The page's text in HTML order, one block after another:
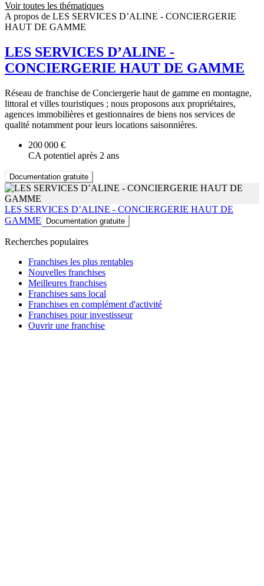
Voir toutes les thématiques
A propos de LES SERVICES D’ALINE - CONCIERGERIE
HAUT DE GAMME
LES SERVICES D’ALINE -
CONCIERGERIE HAUT DE GAMME
Réseau de franchise de Conciergerie haut de gamme en montagne,
littoral et villes touristiques ; nous proposons aux propriétaires,
agences immobilières et gestionnaires de biens nos services de
qualité notamment pour leurs locations saisonnières.
200 000 €
CA potentiel après 2 ans
Documentation gratuite
LES SERVICES D’ALINE - CONCIERGERIE HAUT DE
GAMME
Documentation gratuite
Recherches populaires
Franchises les plus rentables
Nouvelles franchises
Meilleures franchises
Franchises sans local
Franchises en complément d'activité
Franchises pour investisseur
Ouvrir une franchise